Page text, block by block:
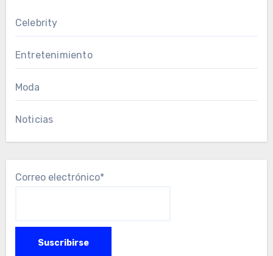
Celebrity
Entretenimiento
Moda
Noticias
Correo electrónico*